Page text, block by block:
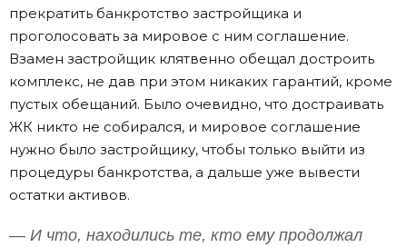
прекратить банкротство застройщика и
проголосовать за мировое с ним соглашение.
Взамен застройщик клятвенно обещал достроить
комплекс, не дав при этом никаких гарантий, кроме
пустых обещаний. Было очевидно, что достраивать
ЖК никто не собирался, и мировое соглашение
нужно было застройщику, чтобы только выйти из
процедуры банкротства, а дальше уже вывести
остатки активов.
— И что, находились те, кто ему продолжал